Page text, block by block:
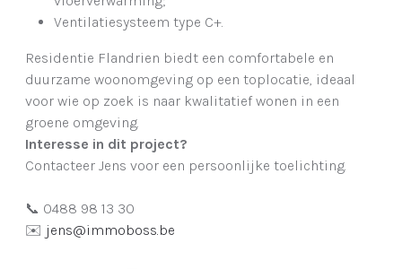
Ventilatiesysteem type C+.
Residentie Flandrien biedt een comfortabele en
duurzame woonomgeving op een toplocatie, ideaal
voor wie op zoek is naar kwalitatief wonen in een
groene omgeving.
Interesse in dit project?
Contacteer Jens voor een persoonlijke toelichting.
📞 0488 98 13 30
✉️ jens@immoboss.be